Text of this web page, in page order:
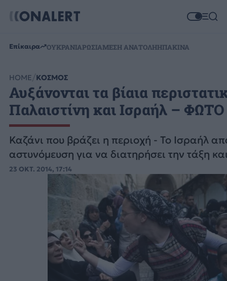
Επίκαιρα ΟΥΚΡΑΝΙΑΡΩΣΙΑΜΕΣΗ ΑΝΑΤΟΛΗΗΠΑΚΙΝΑ
HOME ΚΟΣΜΟΣ
Αυξάνονται τα βίαια
Παλαιστίνη και Ισραήλ –
Καζάνι που βράζει η περιοχή - Το Ισραήλ
αστυνόμευση για να διατηρήσει την τάξη
23 ΟΚΤ. 2014, 17:14